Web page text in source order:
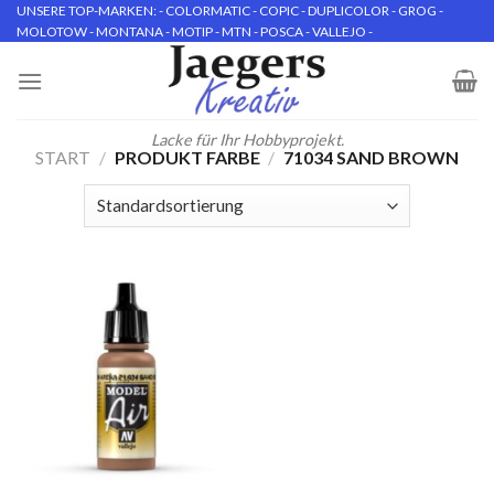
Skip
to
UNSERE TOP-MARKEN: - COLORMATIC - COPIC - DUPLICOLOR - GROG -
MOLOTOW - MONTANA - MOTIP - MTN - POSCA - VALLEJO -
Lacke für Ihr Hobbyprojekt.
START / PRODUKT FARBE / 71034 SAND BROWN